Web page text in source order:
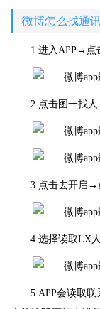
微博怎么找通
1.进入APP→点
2.点击图一找
3.点击去开启→
4.选择读取LX
5.APP会读取